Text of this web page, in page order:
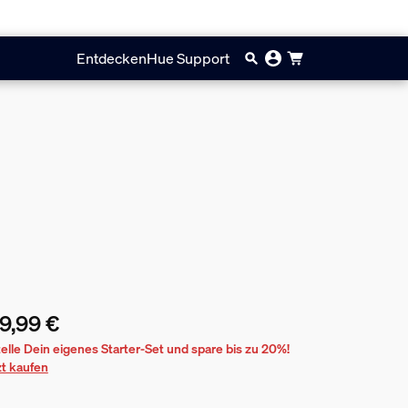
EntdeckenHue Support
Preis ist 139,99 €
€
Dein eigenes Starter-Set und spare bis zu 20%!
kaufen